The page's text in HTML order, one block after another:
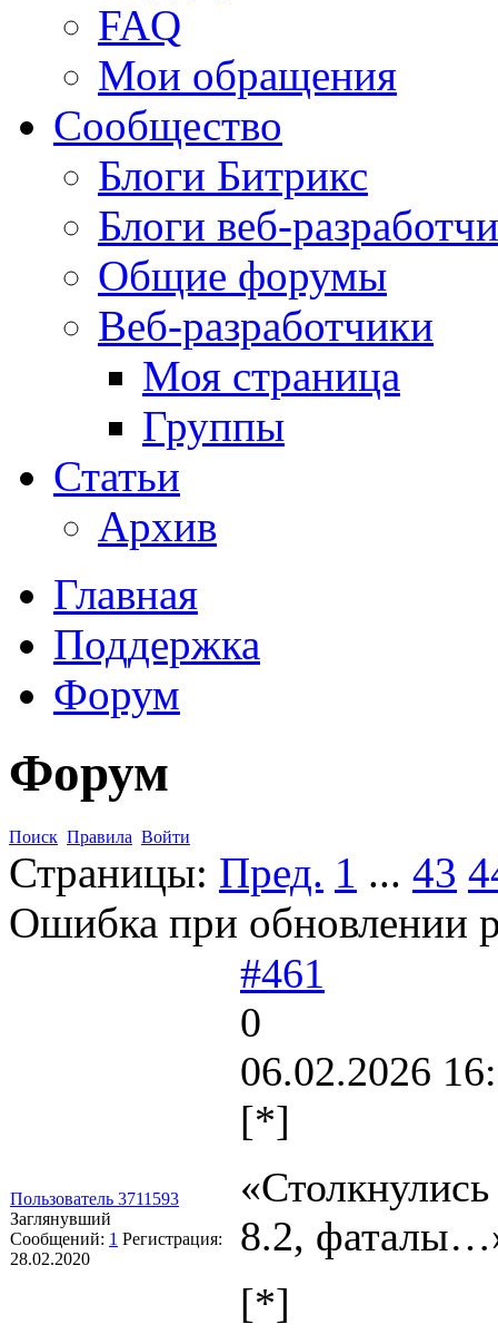
FAQ
Мои обращения
Сообщество
Блоги Битрикс
Блоги веб-
Общие форумы
Веб-разработчики
Моя страница
Группы
Статьи
Архив
Главная
Поддержка
Форум
Форум
Поиск Правила Войти
Страницы: Пред. 1 ... 43
Ошибка при обновлении
Пользователь 3711593
Заглянувший
Сообщений: 1 Регистрация:
28.02.2020
#461
0
06.02.2026
[*]
8.2,
[*]